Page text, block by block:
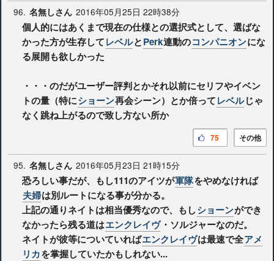
96. 名無しさん 2016年05月25日 22時38分
個人的にはあくまで現在の仕様との選択式として、選ばな
かった方が生存してレベルとPerk連動のコンパニオンにな
る展開も欲しかった
・・・のだがユーザー評判とかそれ以前にセリフやイベン
トの量（特にショーン再会シーン）とか倍ってレベルじゃ
なく跳ね上がるので致し方ない所か
その他
75
95. 名無しさん 2016年05月23日 21時15分
恐ろしい事だが、もし111のアイツが軍隊をやめなければ
夫婦は別ルートになる事が分かる。
上記の通りネイトは相当優秀なので、もしショーンができ
なかったら残る道はエンクレイヴ・ソルジャーなのだ。
ネイトが彼等についていればエンクレイヴは最速で全アメ
リカを掌握していたかもしれない...